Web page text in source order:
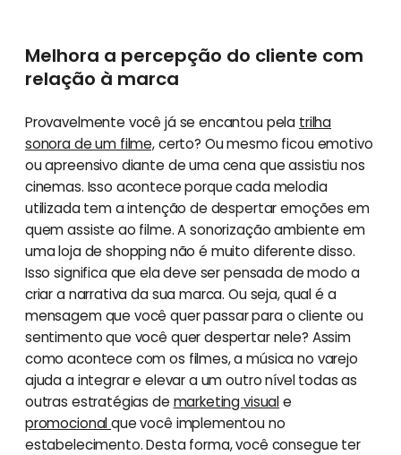
Melhora a percepção do cliente com
relação à marca
Provavelmente você já se encantou pela trilha
sonora de um filme,certo? Ou mesmo ficou emotivo
ou apreensivo diante de uma cena que assistiu nos
cinemas. Isso acontece porque cada melodia
utilizada tem a intenção de despertar emoções em
quem assiste ao filme. A sonorização ambiente em
uma loja de shopping não é muito diferente disso.
Isso significa que ela deve ser pensada de modo a
criar a narrativa da sua marca. Ou seja, qual é a
mensagem que você quer passar para o cliente ou
sentimento que você quer despertar nele? Assim
como acontece com os filmes, a música no varejo
ajuda a integrar e elevar a um outro nível todas as
outras estratégias de marketing visuale
promocionalque você implementou no
estabelecimento. Desta forma, você consegue ter